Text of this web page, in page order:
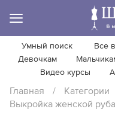
Умный поиск Все
Девочкам
Видео курсы
Главная / Категории
Выкройка женской